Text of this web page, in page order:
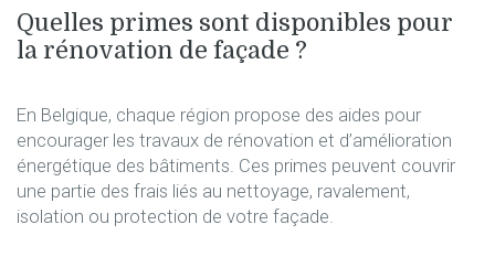
Quelles primes sont disponibles pour
la rénovation de façade ?
En Belgique, chaque région propose des aides pour
encourager les travaux de rénovation et d’amélioration
énergétique des bâtiments. Ces primes peuvent couvrir
une partie des frais liés au nettoyage, ravalement,
isolation ou protection de votre façade.